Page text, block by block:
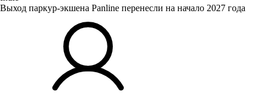
Выход паркур-экшена Panline перенесли на начало 2027 года